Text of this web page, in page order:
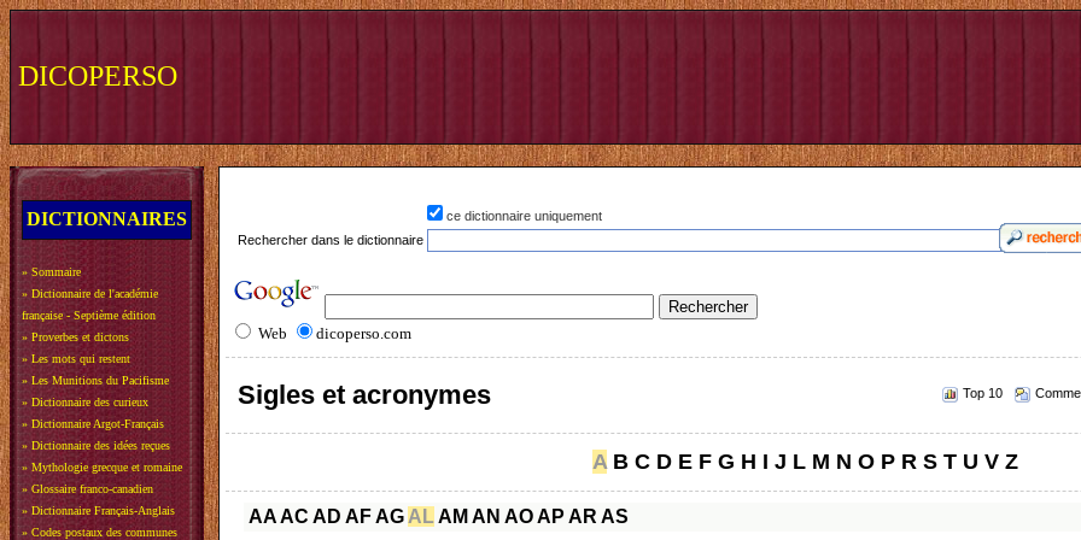
DICOPERSO
DICTIONNAIRES
» Sommaire
» Dictionnaire de l'académie
française - Septième édition
» Proverbes et dictons
» Les mots qui restent
» Les Munitions du Pacifisme
» Dictionnaire des curieux
» Dictionnaire Argot-Français
» Dictionnaire des idées reçues
» Mythologie grecque et romaine
» Glossaire franco-canadien
» Dictionnaire Français-Anglais
» Codes postaux des communes
ce dictionnaire uniquement
Rechercher dans le dictionnaire
Web dicoperso.com
Sigles et acronymes Top 10
A B C D E F G H I J L M N O P R S T U V Z
AAAC AD AFAG AL AM AN AOAP AR AS